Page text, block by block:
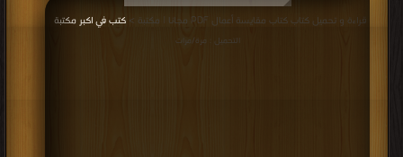
قراءة و تحميل كتاب كتاب مقايسة أعمال PDF مجانا | مكتبة > كتب في اكبر مكتبة
التحميل : مرة/مرات